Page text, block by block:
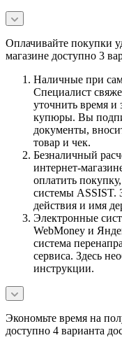
Оплачивайте покупки
магазине доступно 3
Наличные при
Специалист
уточнить время и
купюры. Вы
документы,
товар и чек.
Безналичный
интернет-
оплатить
системы ASSIST.
действия и имя
Электронные
WebMoney и
система
сервиса. Здесь
инструкции.
Экономьте время на
доступно 4 варианта